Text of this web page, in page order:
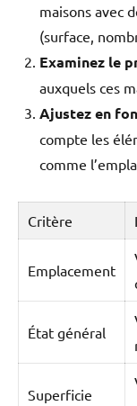
maisons avec
(surface,
Examinez le
auxquels ces
Ajustez en
compte les
comme
Critère
Emplacement
État général
Superficie